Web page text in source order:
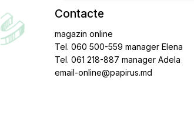
Contacte
magazin online
Tel. 060 500-559 manager Elena
Tel. 061 218-887 manager Adela
email-online@papirus.md